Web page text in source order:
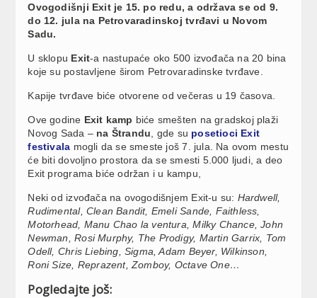
Ovogodišnji Exit je 15. po redu, a održava se od 9.
do 12. jula na Petrovaradinskoj tvrđavi u Novom
Sadu.
U sklopu Exit-a nastupaće oko 500 izvođača na 20 bina
koje su postavljene širom Petrovaradinske tvrđave.
Kapije tvrđave biće otvorene od večeras u 19 časova.
Ove godine Exit kamp biće smešten na gradskoj plaži
Novog Sada – na Štrandu , gde su posetioci Exit
festivala mogli da se smeste još 7. jula. Na ovom mestu
će biti dovoljno prostora da se smesti 5.000 ljudi, a deo
Exit programa biće održan i u kampu,
Neki od izvođača na ovogodišnjem Exit-u su: Hardwell,
Rudimental, Clean Bandit, Emeli Sande, Faithless,
Motorhead, Manu Chao la ventura, Milky Chance, John
Newman, Rosi Murphy, The Prodigy, Martin Garrix, Tom
Odell, Chris Liebing, Sigma, Adam Beyer, Wilkinson,
Roni Size, Reprazent, Zomboy, Octave One…
Pogledajte još: